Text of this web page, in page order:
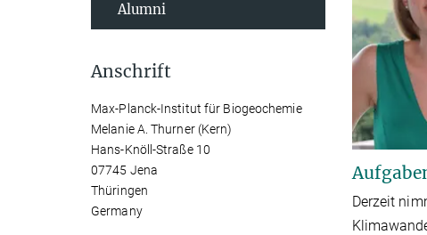
Derzeit
Alumni
Anschrift
Max-Planck-Institut für Biogeochemie
Melanie A. Thurner (Kern)
Hans-Knöll-Straße 10
07745 Jena
Thüringen
Germany